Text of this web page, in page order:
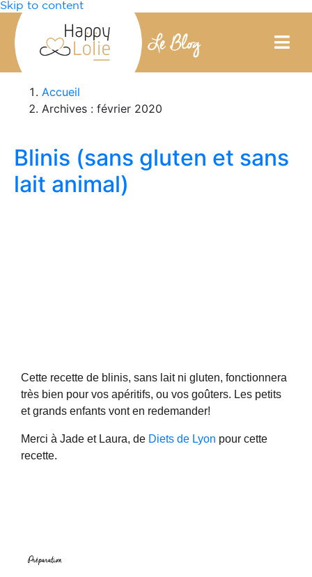
Skip to content
Accueil
Archives : février 2020
Blinis (sans gluten et sans
lait animal)
Cette recette de blinis, sans lait ni gluten, fonctionnera
très bien pour vos apéritifs, ou vos goûters. Les petits
et grands enfants vont en redemander!
Merci à Jade et Laura, de Diets de Lyon pour cette
recette.
Préparation